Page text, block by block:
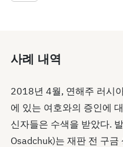
사례 내역
2018년 4월, 연해주 러시
에 있는 여호와의 증인에
신자들은 수색을 받았다.
Osadchuk)는 재판 전 구